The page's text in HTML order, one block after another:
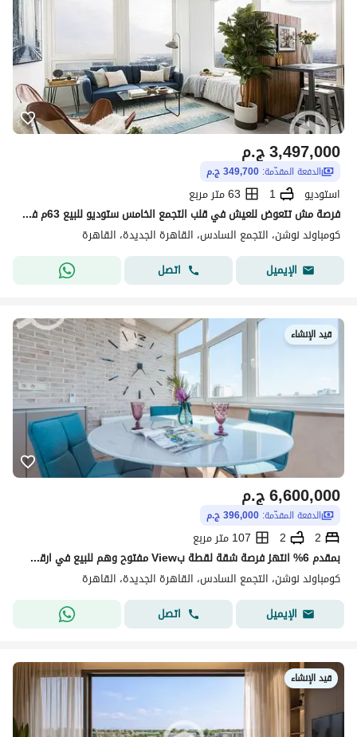
ج.م3,497,000
الدفعة المقدّمة: 349,700 ج.م
استوديو 1
63 متر مربع
فرصة مش تتعوض للعيش في قلب التجمع الخامس ستوديو للبيع 63م في كمبوند نوشن فيو حمام سباحة بالتقسيط
كومباوند نوشن، التجمع السادس، القاهرة الجديدة، القاهرة
الإيميل
اتصل
قيد الإنشاء
ج.م6,600,000
الدفعة المقدّمة: 396,000 ج.م
2
2
107 متر مربع
بمقدم 6% انتهز فرصة شقة لقطة بView مفتوح وهم للبيع في ارقى كمبوند في التجمع
كومباوند نوشن، التجمع السادس، القاهرة الجديدة، القاهرة
الإيميل
اتصل
قيد الإنشاء